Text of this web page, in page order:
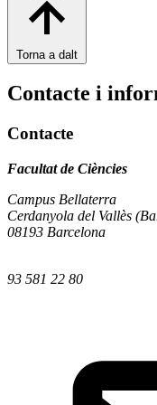
Torna a dalt
Contacte i
Contacte
Facultat de Ciències
Campus Bellaterra
Cerdanyola del Vallès
08193 Barcelona
93 581 22 80